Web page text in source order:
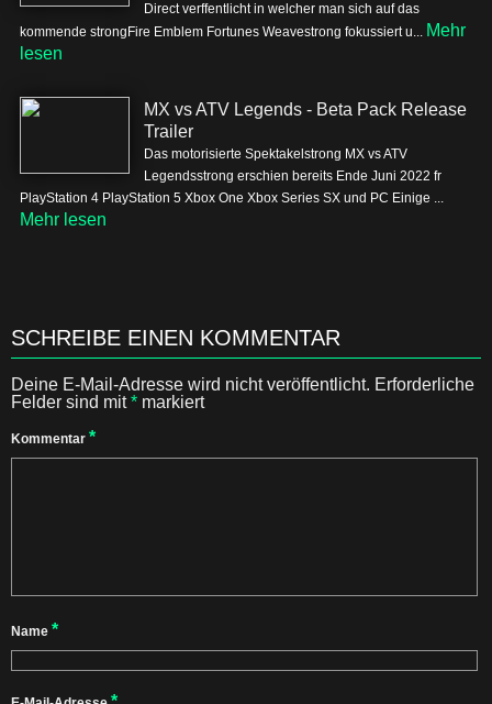
Direct verffentlicht in welcher man sich auf das
kommende strongFire Emblem Fortunes Weavestrong fokussiert u... Mehr
lesen
MX vs ATV Legends - Beta Pack Release
Trailer
Das motorisierte Spektakelstrong MX vs ATV
Legendsstrong erschien bereits Ende Juni 2022 fr
PlayStation 4 PlayStation 5 Xbox One Xbox Series SX und PC Einige ...
Mehr lesen
SCHREIBE EINEN KOMMENTAR
Deine E-Mail-Adresse wird nicht veröffentlicht. Erforderliche
Felder sind mit* markiert
Kommentar *
Name *